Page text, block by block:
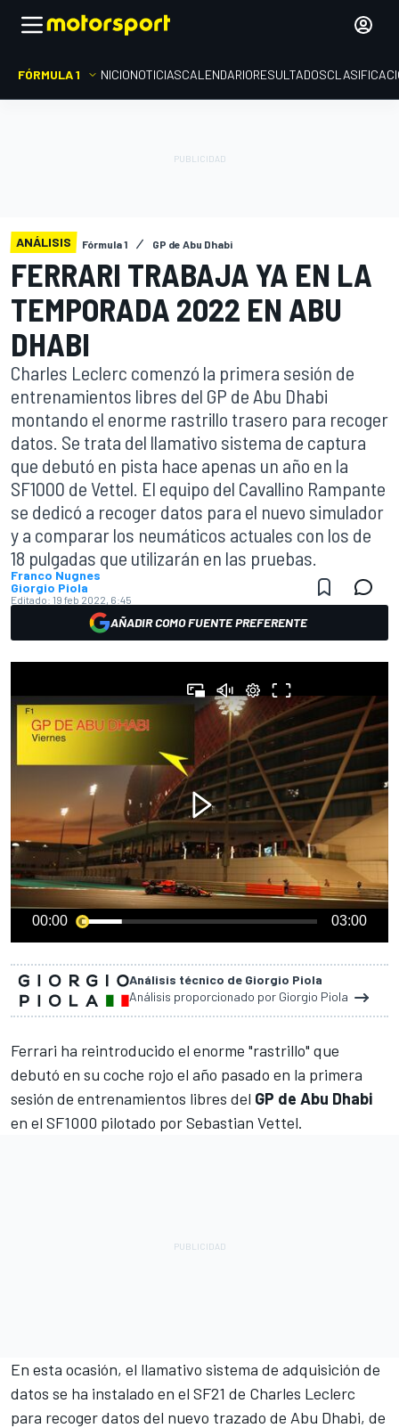
FÓRMULA 1 INICIONOTICIASCALENDARIORESULTADOS
ANÁLISIS Fórmula 1 GP de Abu Dhabi
FERRARI TRABAJA YA EN LA
TEMPORADA 2022 EN ABU
DHABI
Charles Leclerc comenzó la primera sesión de
entrenamientos libres del GP de Abu Dhabi
montando el enorme rastrillo trasero para recoger
datos. Se trata del llamativo sistema de captura
que debutó en pista hace apenas un año en la
SF1000 de Vettel. El equipo del Cavallino Rampante
se dedicó a recoger datos para el nuevo simulador
y a comparar los neumáticos actuales con los de
18 pulgadas que utilizarán en las pruebas.
Franco Nugnes
Giorgio Piola
Editado: 19 feb 2022, 6:45
AÑADIR COMO FUENTE PREFERENTE
00:00 03:00
Análisis técnico de Giorgio Piola
Análisis proporcionado por Giorgio Piola
Ferrari ha reintroducido el enorme "rastrillo" que
debutó en su coche rojo el año pasado en la primera
sesión de entrenamientos libres del GP de Abu Dhabi
en el SF1000 pilotado porSebastian Vettel.
En esta ocasión, el llamativo sistema de adquisición de
datos se ha instalado en el SF21 de Charles Leclerc
para recoger datos del nuevo trazado de Abu Dhabi, de